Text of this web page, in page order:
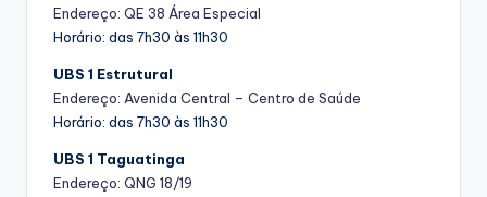
Endereço: QE 38 Área Especial
Horário: das 7h30 às 11h30
UBS 1 Estrutural
Endereço: Avenida Central – Centro de Saúde
Horário: das 7h30 às 11h30
UBS 1 Taguatinga
Endereço: QNG 18/19